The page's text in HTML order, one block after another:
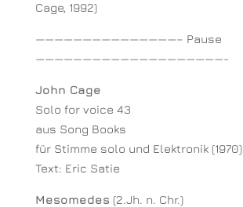
Cage, 1992)
———————————————– Pause
————————————————————-
John Cage
Solo for voice 43
aus Song Books
für Stimme solo und Elektronik (1970)
Text: Eric Satie
Mesomedes (2.Jh. n. Chr.)